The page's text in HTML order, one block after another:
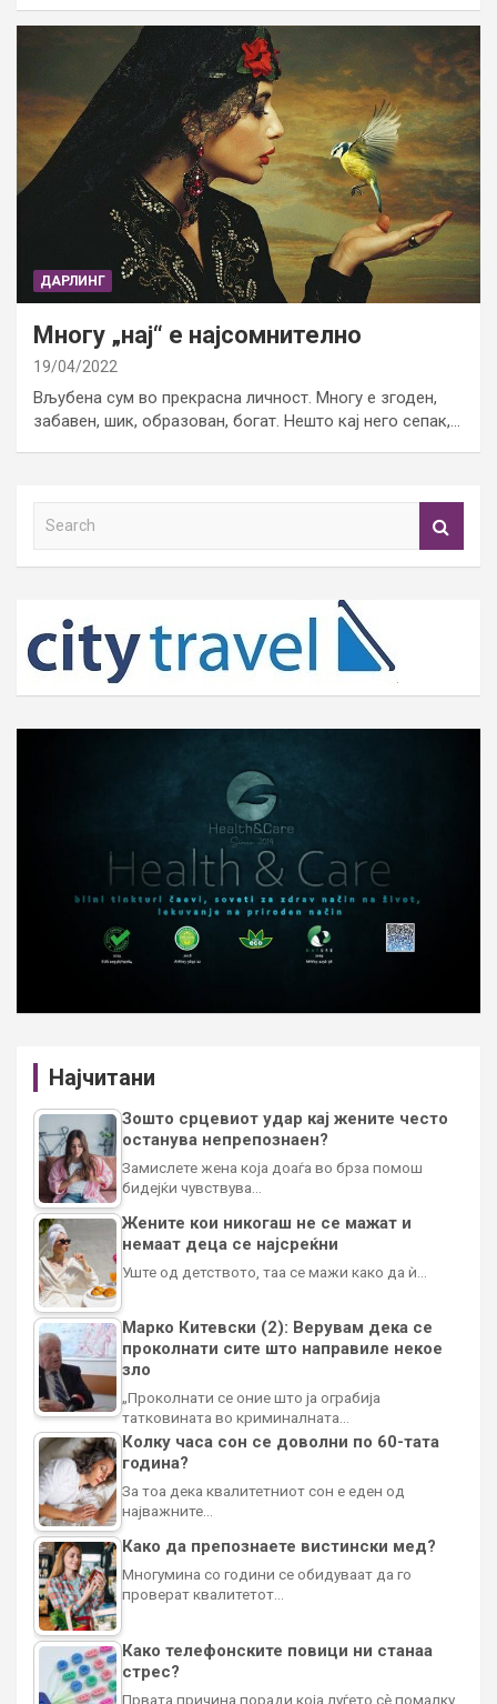
ДАРЛИНГ
Многу „нај“ е најсомнително
19/04/2022
Вљубена сум во прекрасна личност. Многу е згоден,
забавен, шик, образован, богат. Нешто кај него сепак,…
h
Најчитани
Зошто срцевиот удар кај жените често
останува непрепознаен?
Замислете жена која доаѓа во брза помош
бидејќи чувствува…
Жените кои никогаш не се мажат и
немаат деца се најсреќни
Уште од детството, таа се мажи како да ѝ…
Марко Китевски (2): Верувам дека се
проколнати сите што направиле некое
зло
„Проколнати се оние што ја ограбија
татковината во криминалната…
Колку часа сон се доволни по 60-тата
година?
За тоа дека квалитетниот сон е еден од
најважните…
Како да препознаете вистински мед?
Многумина со години се обидуваат да го
проверат квалитетот…
Како телефонските повици ни станаа
стрес?
Првата причина поради која луѓето сè помалку